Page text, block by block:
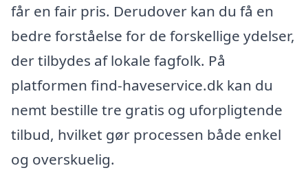
får en fair pris. Derudover kan du få en
bedre forståelse for de forskellige ydelser,
der tilbydes af lokale fagfolk. På
platformen find-haveservice.dk kan du
nemt bestille tre gratis og uforpligtende
tilbud, hvilket gør processen både enkel
og overskuelig.